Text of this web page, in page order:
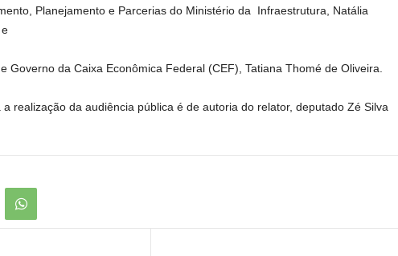
Planejamento e Parcerias do Ministério da Infraestrutura, Natália
Governo da Caixa Econômica Federal (CEF), Tatiana Thomé de Oliveira.
realização da audiência pública é de autoria do relator, deputado Zé Silva